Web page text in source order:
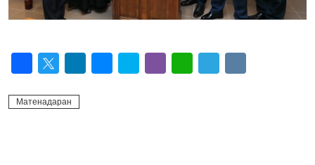
Матенадаран